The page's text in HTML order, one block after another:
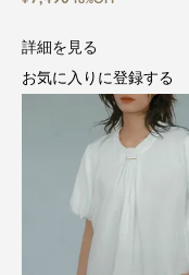
鮮度アップ
性のための
オフィスやマ
ーツ。気負わず
Floliaの提案する
品よく艶やかに
詳細を見る
お気に入りに登録する